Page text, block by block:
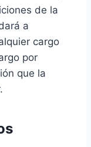
de la
a
cargo
por
que la